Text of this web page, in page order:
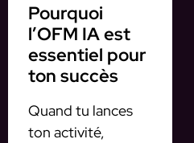
Pourquoi
l’OFM IA est
essentiel pour
ton succès
Quand tu lances
ton activité,